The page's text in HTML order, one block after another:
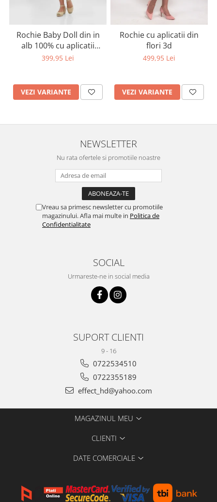
Rochie Baby Doll din in
alb 100% cu aplicatii
artizanale maci rosii
399,95 Lei
VEZI VARIANTE
Rochie cu aplicatii din
flori 3d
499,95 Lei
VEZI VARIANTE
NEWSLETTER
Nu rata ofertele si promotiile noastre
Vreau sa primesc newsletter cu promotiile
magazinului. Afla mai multe in Politica de
Confidentialitate
SOCIAL
Urmareste-ne in social media
SUPORT CLIENTI
9 - 16
0722534510
0722355189
effect_hd@yahoo.com
MAGAZINUL MEU
CLIENTI
DATE COMERCIALE